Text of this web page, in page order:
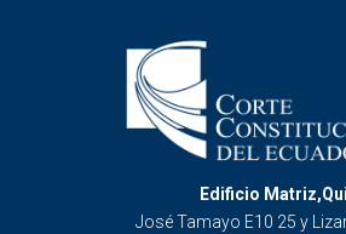
Edificio
José Tamayo E10 25 y